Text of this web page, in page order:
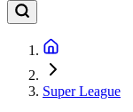
Super League